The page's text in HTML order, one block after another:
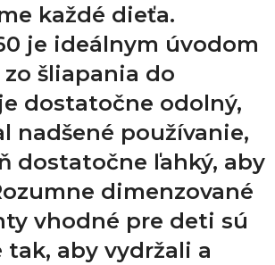
každé dieťa.
je ideálnym úvodom
šliapania do
dostatočne odolný,
nadšené používanie,
dostatočne ľahký, aby
dimenzované
vhodné pre deti sú
aby vydržali a